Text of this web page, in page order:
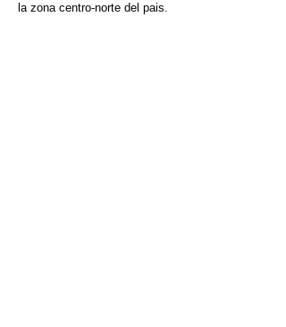
la zona centro-norte del pais.